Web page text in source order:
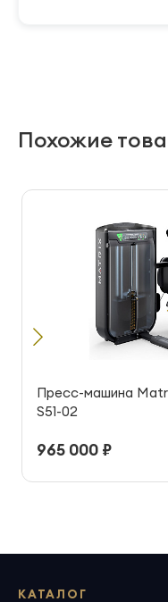
Похожие
Пресс-машина
S51-02
965 000 ₽
КАТАЛОГ